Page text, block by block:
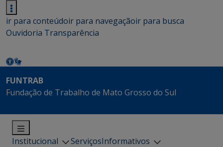
ir para conteúdoir para navegaçãoir para busca
Ouvidoria Transparência
FUNTRAB
Fundação de Trabalho de Mato Grosso do Sul
Institucional ServiçosInformativos